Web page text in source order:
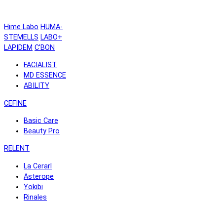
Hime Labo HUMA-
STEMELLS LABO+
LAPIDEM C'BON
FACIALIST
MD ESSENCE
ABILITY
CEFINE
Basic Care
Beauty Pro
RELENT
La Cerarl
Asterope
Yokibi
Rinales